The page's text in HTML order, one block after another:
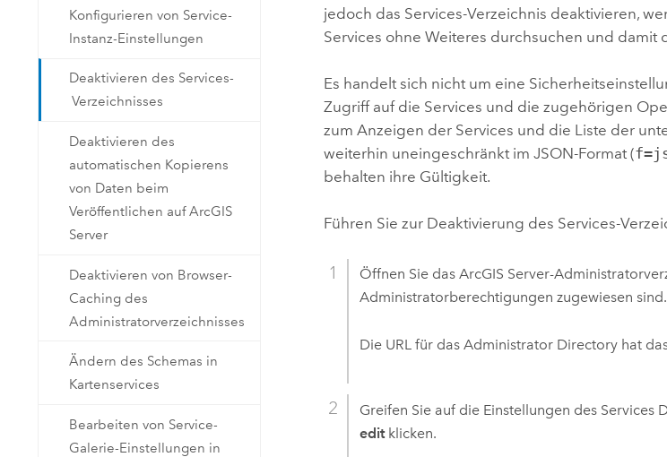
Konfigurieren von Service-
Instanz-Einstellungen
Deaktivieren des Services-
Verzeichnisses
Deaktivieren des
automatischen Kopierens
von Daten beim
Veröffentlichen auf ArcGIS
Server
Deaktivieren von Browser-
Caching des
Administratorverzeichnisses
Ändern des Schemas in
Kartenservices
Bearbeiten von Service-
Galerie-Einstellungen in
jedoch das Services-Verzeichnis deaktivieren,
Services ohne Weiteres durchsuchen und damit
Es handelt sich nicht um eine
Zugriff auf die Services und die zugehörigen
zum Anzeigen der Services und die Liste der
weiterhin uneingeschränkt im JSON-Format (
behalten ihre Gültigkeit.
Führen Sie zur Deaktivierung des Services-
Öffnen Sie dasArcGIS Server-
Administratorberechtigungen zugewiesen sind.
Die URL für das Administrator Directory hat
Greifen Sie auf die Einstellungen des Services
editklicken.